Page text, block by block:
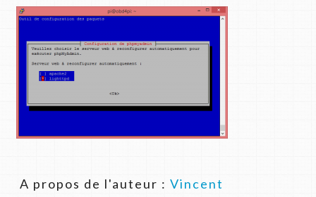
A propos de l'auteur : Vincent